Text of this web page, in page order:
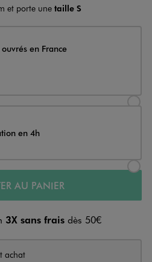
et porte une taille S
en France
en 4h
AU PANIER
3X sans frais dès 50€
achat